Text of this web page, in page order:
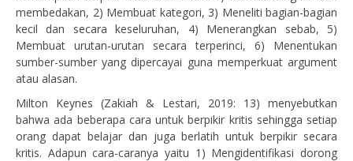
membedakan, 2) Membuat kategori, 3) Meneliti bagian-bagian
kecil dan secara keseluruhan, 4) Menerangkan sebab, 5)
Membuat urutan-urutan secara terperinci, 6) Menentukan
sumber-sumber yang dipercayai guna memperkuat argument
atau alasan.
Milton Keynes (Zakiah & Lestari, 2019: 13) menyebutkan
bahwa ada beberapa cara untuk berpikir kritis sehingga setiap
orang dapat belajar dan juga berlatih untuk berpikir secara
kritis. Adapun cara-caranya yaitu 1) Mengidentifikasi dorong